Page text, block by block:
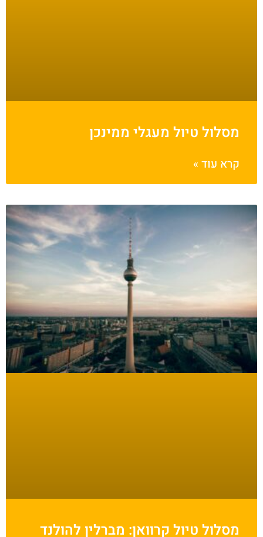
מסלול טיול מעגלי ממינכן
קרא עוד »
מסלול טיול קרוואן: מברלין להולנד